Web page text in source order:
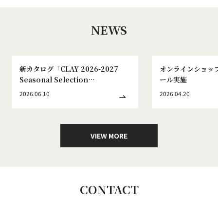
NEWS
新カタログ「CLAY 2026-2027
Seasonal Selection
WINTER&SPRING No.186」発刊
2026.06.10
オンラインショッ
ール実施
2026.04.20
VIEW MORE
CONTACT